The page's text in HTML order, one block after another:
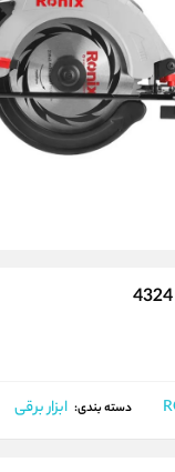
دسته بندی: ابزار برقی